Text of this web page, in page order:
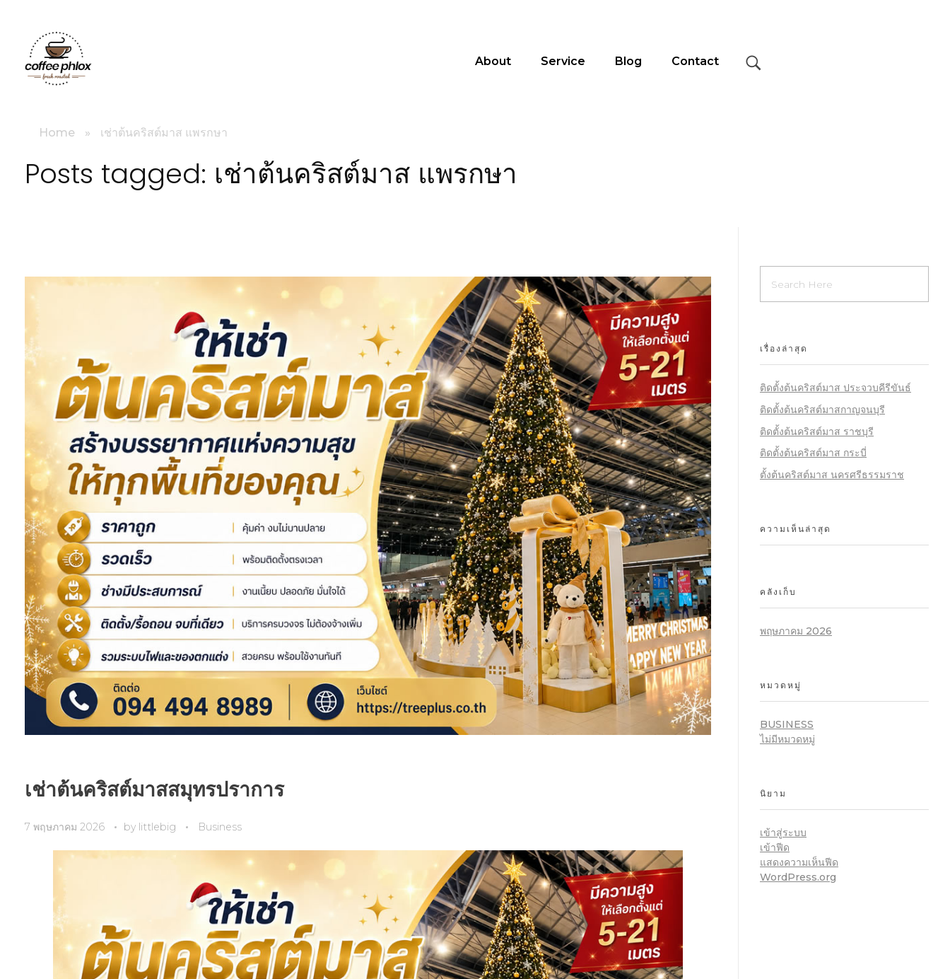
About Service Blog Contact
Home » เช่าต้นคริสต์มาส แพรกษา
Posts tagged: เช่าต้นคริสต์มาส แพรกษา
เช่าต้นคริสต์มาสสมุทรปราการ
7 พฤษภาคม 2026 by littlebig Business
เรื่องล่าสุด
ติดตั้งต้นคริสต์มาส ประจวบคีรีขันธ์
ติดตั้งต้นคริสต์มาสกาญจนบุรี
ติดตั้งต้นคริสต์มาส ราชบุรี
ติดตั้งต้นคริสต์มาส กระบี่
ตั้งต้นคริสต์มาส นครศรีธรรมราช
ความเห็นล่าสุด
คลังเก็บ
พฤษภาคม 2026
หมวดหมู่
BUSINESS
ไม่มีหมวดหมู่
นิยาม
เข้าสู่ระบบ
เข้าฟีด
แสดงความเห็นฟีด
WordPress.org